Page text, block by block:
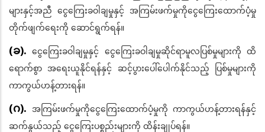
များနှင့်အညီ ငွေကြေးခဝါချမှုနှင့် အကြမ်းဖက်မှုကိုငွေကြေးထောက်ပံ့မှု
တိုက်ဖျက်ရေးကို ဆောင်ရွက်ရန်။
(ခ). ငွေကြေးခဝါချမှုနှင့် ငွေကြေးခဝါချမှုဆိုင်ရာမူလပြစ်မှုများကို ထိ
ရောက်စွာ အရေးယူနိုင်ရန်နှင့် ဆင့်ပွားပေါ်ပေါက်နိုင်သည့် ပြစ်မှုများကို
ကာကွယ်ဟန့်တားရန်။
(ဂ). အကြမ်းဖက်မှုကိုငွေကြေးထောက်ပံ့မှုကို ကာကွယ်ဟန့်တားရန်နှင့်
ဆက်နွယ်သည့် ငွေကြေးပစ္စည်းများကို ထိန်းချုပ်ရန်။